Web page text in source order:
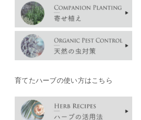
育てたハーブの使い方はこちら